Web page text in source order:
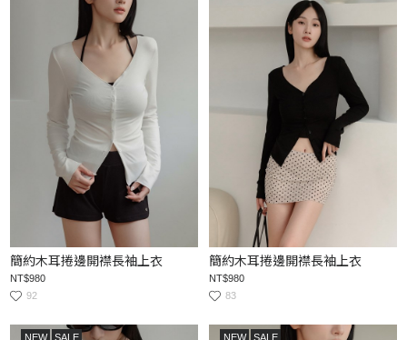
簡約木耳捲邊開襟長袖上衣
NT$980
92
簡約木耳捲邊開襟長袖上衣
NT$980
83
NEW SALE NEW SALE